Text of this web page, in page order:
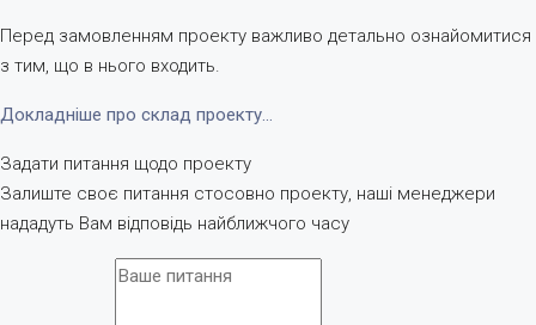
Перед замовленням проекту важливо детально ознайомитися
з тим, що в нього входить.
Докладніше про склад проекту…
Задати питання щодо проекту
Залиште своє питання стосовно проекту, наші менеджери
нададуть Вам відповідь найближчого часу